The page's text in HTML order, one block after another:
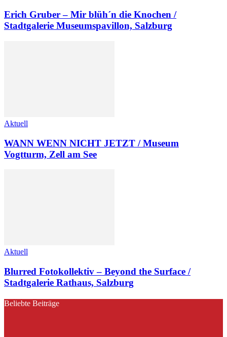
Erich Gruber – Mir blüh´n die Knochen /
Stadtgalerie Museumspavillon, Salzburg
Aktuell
WANN WENN NICHT JETZT / Museum
Vogtturm, Zell am See
Aktuell
Blurred Fotokollektiv – Beyond the Surface /
Stadtgalerie Rathaus, Salzburg
Beliebte Beiträge